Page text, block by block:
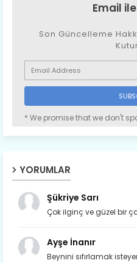
Email
Son Güncelleme
* We promise that we don't
YORUMLAR
Şükriye Sarı
Çok ilginç ve güzel bir
Ayşe İnanır
Beynini sıfırlamak